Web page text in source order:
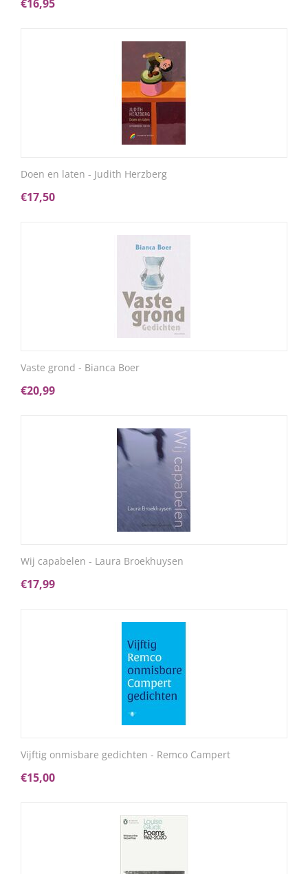
€16,95
Doen en laten - Judith Herzberg
€17,50
Vaste grond - Bianca Boer
€20,99
Wij capabelen - Laura Broekhuysen
€17,99
Vijftig onmisbare gedichten - Remco Campert
€15,00